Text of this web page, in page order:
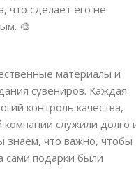
что сделает его не
🎨
материалы и
сувениров. Каждая
контроль качества,
служили долго
знаем, что важно, чтобы
сами подарки были